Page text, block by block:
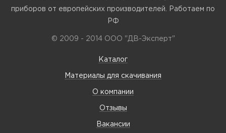
приборов от европейских производителей. Работаем по
РФ
© 2009 - 2014 ООО "ДВ-Эксперт"
Каталог
Материалы для скачивания
О компании
Отзывы
Вакансии